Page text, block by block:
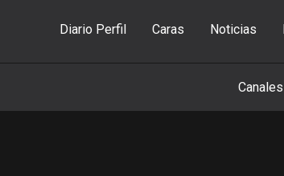
Diario Perfil Caras Noticias